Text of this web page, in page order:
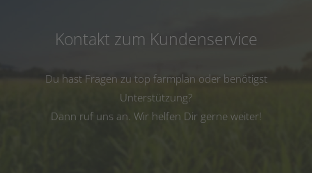
Kontakt zum Kundenservice
Du hast Fragen zu top farmplan oder benötigst
Unterstützung?
Dann ruf uns an. Wir helfen Dir gerne weiter!